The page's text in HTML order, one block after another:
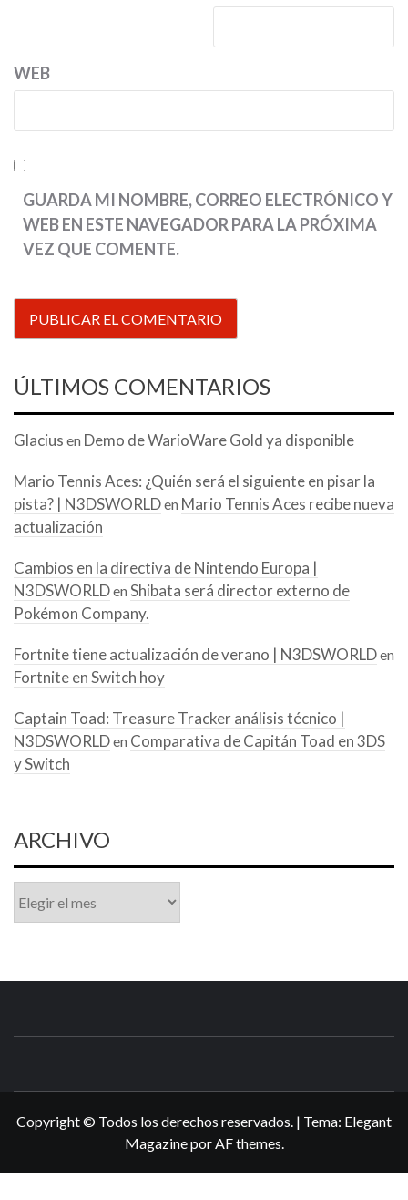
WEB
GUARDA MI NOMBRE, CORREO ELECTRÓNICO Y
WEB EN ESTE NAVEGADOR PARA LA PRÓXIMA
VEZ QUE COMENTE.
ÚLTIMOS COMENTARIOS
Glacius en Demo de WarioWare Gold ya disponible
Mario Tennis Aces: ¿Quién será el siguiente en pisar la
pista? | N3DSWORLDen Mario Tennis Aces recibe nueva
actualización
Cambios en la directiva de Nintendo Europa |
N3DSWORLDen Shibata será director externo de
Pokémon Company.
Fortnite tiene actualización de verano | N3DSWORLDen
Fortnite en Switch hoy
Captain Toad: Treasure Tracker análisis técnico |
N3DSWORLDen Comparativa de Capitán Toad en 3DS
y Switch
ARCHIVO
Copyright © Todos los derechos reservados. | Tema: Elegant
MagazineporAF themes.